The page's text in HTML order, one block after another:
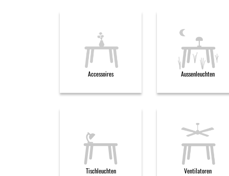
Accessoires Aussenleuchten
Tischleuchten Ventilatoren